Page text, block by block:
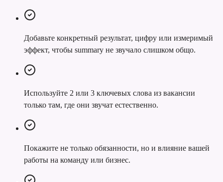
Добавьте конкретный результат, цифру или измеримый
эффект, чтобы summary не звучало слишком общо.
Используйте 2 или 3 ключевых слова из вакансии
только там, где они звучат естественно.
Покажите не только обязанности, но и влияние вашей
работы на команду или бизнес.